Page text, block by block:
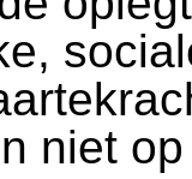
niet